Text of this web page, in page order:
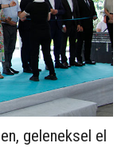
geleneksel el